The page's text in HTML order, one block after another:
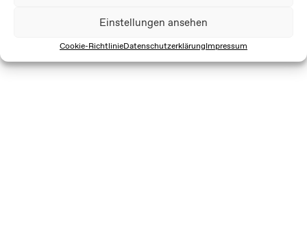
Einstellungen ansehen
Cookie-RichtlinieDatenschutzerklärungImpressum